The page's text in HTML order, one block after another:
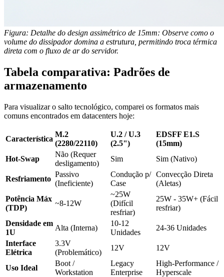
Figura: Detalhe do design assimétrico de 15mm: Observe como o
volume do dissipador domina a estrutura, permitindo troca térmica
direta com o fluxo de ar do servidor.
Tabela comparativa: Padrões de
armazenamento
Para visualizar o salto tecnológico, comparei os formatos mais
comuns encontrados em datacenters hoje:
Característica
M.2
(2280/22110)
U.2 / U.3
(2.5")
EDSFF E1.S
(15mm)
Hot-Swap
Não (Requer
desligamento)
Sim Sim (Nativo)
Resfriamento
Passivo
(Ineficiente)
Condução p/
Case
Convecção Direta
(Aletas)
Potência Máx
(TDP)
~8-12W
~25W
(Difícil
resfriar)
25W - 35W+ (Fácil
resfriar)
Densidade em
1U
Alta (Interna)
10-12
Unidades
24-36 Unidades
Interface
Elétrica
3.3V
(Problemático)
12V 12V
Uso Ideal
Boot /
Workstation
Legacy
Enterprise
High-Performance /
Hyperscale